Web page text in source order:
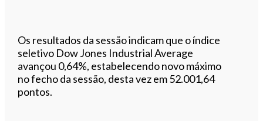
Os resultados da sessão indicam que o índice
seletivo Dow Jones Industrial Average
avançou 0,64%, estabelecendo novo máximo
no fecho da sessão, desta vez em 52.001,64
pontos.